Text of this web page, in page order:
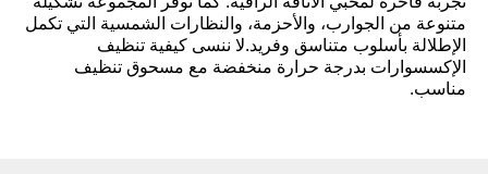
متنوعة من الجوارب، والأحزمة، والنظارات الشمسية التي تكمل
الإطلالة بأسلوب متناسق وفريد.لا ننسى كيفية تنظيف
الإكسسوارات بدرجة حرارة منخفضة مع مسحوق تنظيف
مناسب.